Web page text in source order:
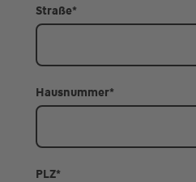
Straße*
Hausnummer*
PLZ*